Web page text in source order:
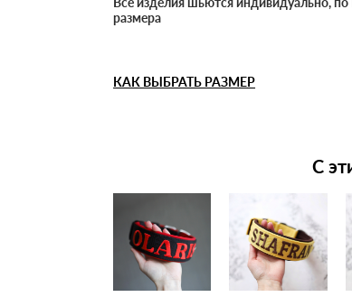
размера
КАК ВЫБРАТЬ РАЗМЕР
С